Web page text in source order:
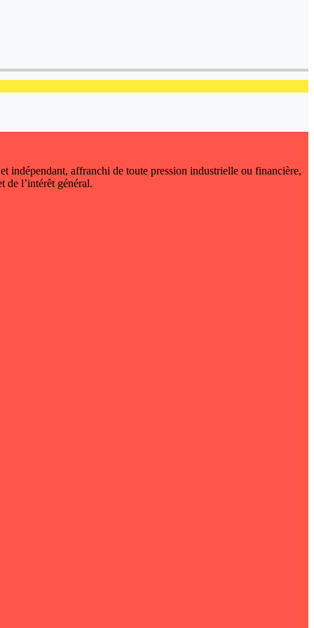
indépendant, affranchi de toute pression industrielle ou financière,
de l’intérêt général.